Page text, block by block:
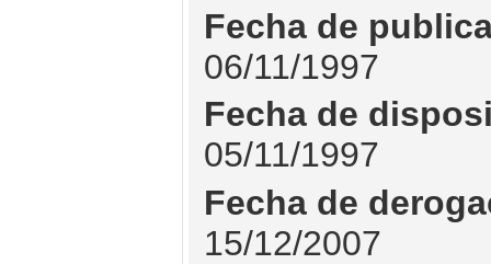
Fecha de
06/11/1997
Fecha de
05/11/1997
Fecha de
15/12/2007